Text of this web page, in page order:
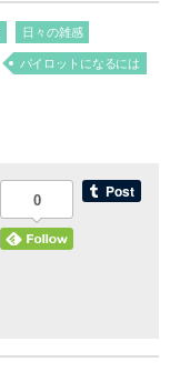
日々の雑感
パイロットになるには
0